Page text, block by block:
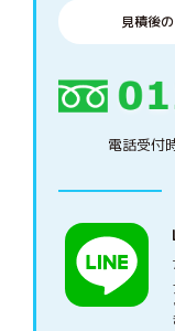
見積後
電話受付